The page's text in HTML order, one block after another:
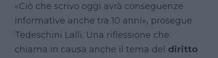
«Ciò che scrivo oggi avrà conseguenze
informative anche tra 10 anni», prosegue
Tedeschini Lalli. Una riflessione che
chiama in causa anche il tema del diritto